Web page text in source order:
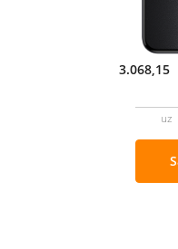
3.068,15
uz